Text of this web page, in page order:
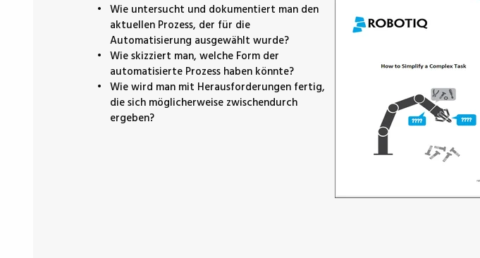
Wie untersucht und dokumentiert man den
aktuellen Prozess, der für die
Automatisierung ausgewählt wurde?
Wie skizziert man, welche Form der
automatisierte Prozess haben könnte?
Wie wird man mit Herausforderungen fertig,
die sich möglicherweise zwischendurch
ergeben?